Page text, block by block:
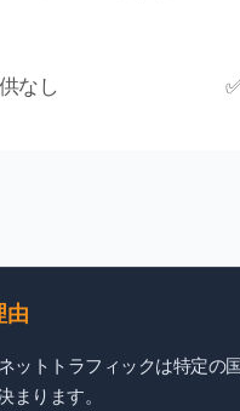
なし
由
ットトラフィックは特定
ります。